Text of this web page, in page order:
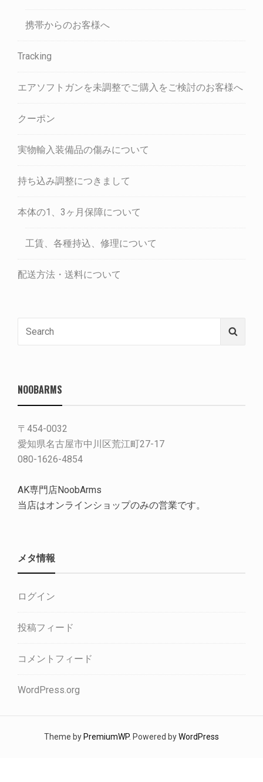
携帯からのお客様へ
Tracking
エアソフトガンを未調整でご購入をご検討のお客様へ
クーポン
実物輸入装備品の傷みについて
持ち込み調整につきまして
本体の1、3ヶ月保障について
工賃、各種持込、修理について
配送方法・送料について
NOOBARMS
〒454-0032
愛知県名古屋市中川区荒江町27-17
080-1626-4854
AK専門店NoobArms
当店はオンラインショップのみの営業です。
メタ情報
ログイン
投稿フィード
コメントフィード
WordPress.org
Theme by PremiumWP. Powered byWordPress